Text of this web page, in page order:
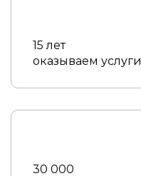
15 лет
оказываем услуги
30 000